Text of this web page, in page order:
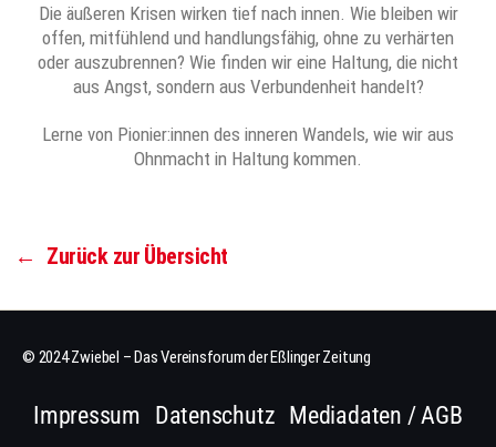
Die äußeren Krisen wirken tief nach innen. Wie bleiben wir
offen, mitfühlend und handlungsfähig, ohne zu verhärten
oder auszubrennen? Wie finden wir eine Haltung, die nicht
aus Angst, sondern aus Verbundenheit handelt?
Lerne von Pionier:innen des inneren Wandels, wie wir aus
Ohnmacht in Haltung kommen.
← Zurück zur Übersicht
© 2024 Zwiebel – Das Vereinsforum der Eßlinger Zeitung
Impressum Datenschutz Mediadaten / AGB